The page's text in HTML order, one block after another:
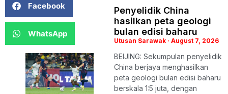
Facebook
WhatsApp
Penyelidik China
hasilkan peta geologi
bulan edisi baharu
Utusan Sarawak August 7, 2026
BEIJING: Sekumpulan penyelidik
China berjaya menghasilkan
peta geologi bulan edisi baharu
berskala 1:5 juta, dengan